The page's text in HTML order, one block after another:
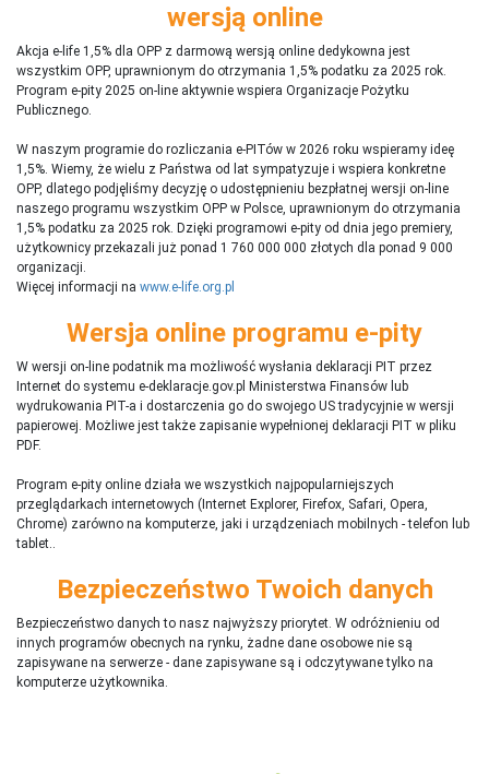
wersją online
Akcja e-life 1,5% dla OPP z darmową wersją online dedykowna jest
wszystkim OPP, uprawnionym do otrzymania 1,5% podatku za 2025 rok.
Program e-pity 2025 on-line aktywnie wspiera Organizacje Pożytku
Publicznego.
W naszym programie do rozliczania e-PITów w 2026 roku wspieramy ideę
1,5%. Wiemy, że wielu z Państwa od lat sympatyzuje i wspiera konkretne
OPP, dlatego podjęliśmy decyzję o udostępnieniu bezpłatnej wersji on-line
naszego programu wszystkim OPP w Polsce, uprawnionym do otrzymania
1,5% podatku za 2025 rok. Dzięki programowi e-pity od dnia jego premiery,
użytkownicy przekazali już ponad 1 760 000 000 złotych dla ponad 9 000
organizacji.
Więcej informacji na www.e-life.org.pl
Wersja online programu e-pity
W wersji on-line podatnik ma możliwość wysłania deklaracji PIT przez
Internet do systemu e-deklaracje.gov.pl Ministerstwa Finansów lub
wydrukowania PIT-a i dostarczenia go do swojego US tradycyjnie w wersji
papierowej. Możliwe jest także zapisanie wypełnionej deklaracji PIT w pliku
PDF.
Program e-pity online działa we wszystkich najpopularniejszych
przeglądarkach internetowych (Internet Explorer, Firefox, Safari, Opera,
Chrome) zarówno na komputerze, jaki i urządzeniach mobilnych - telefon lub
tablet..
Bezpieczeństwo Twoich danych
Bezpieczeństwo danych to nasz najwyższy priorytet. W odróżnieniu od
innych programów obecnych na rynku, żadne dane osobowe nie są
zapisywane na serwerze - dane zapisywane są i odczytywane tylko na
komputerze użytkownika.